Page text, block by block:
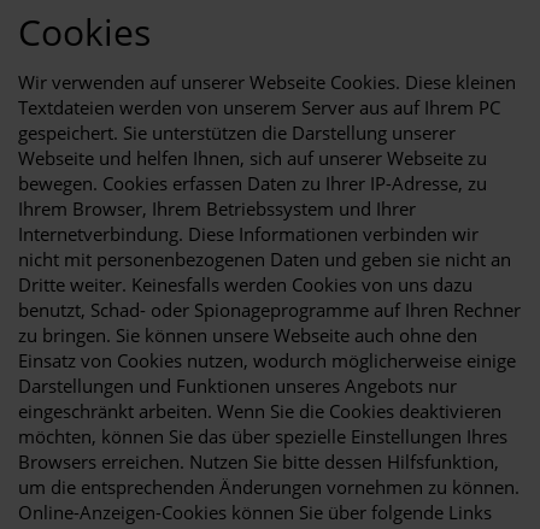
Cookies
Wir verwenden auf unserer Webseite Cookies. Diese kleinen
Textdateien werden von unserem Server aus auf Ihrem PC
gespeichert. Sie unterstützen die Darstellung unserer
Webseite und helfen Ihnen, sich auf unserer Webseite zu
bewegen. Cookies erfassen Daten zu Ihrer IP-Adresse, zu
Ihrem Browser, Ihrem Betriebssystem und Ihrer
Internetverbindung. Diese Informationen verbinden wir
nicht mit personenbezogenen Daten und geben sie nicht an
Dritte weiter. Keinesfalls werden Cookies von uns dazu
benutzt, Schad- oder Spionageprogramme auf Ihren Rechner
zu bringen. Sie können unsere Webseite auch ohne den
Einsatz von Cookies nutzen, wodurch möglicherweise einige
Darstellungen und Funktionen unseres Angebots nur
eingeschränkt arbeiten. Wenn Sie die Cookies deaktivieren
möchten, können Sie das über spezielle Einstellungen Ihres
Browsers erreichen. Nutzen Sie bitte dessen Hilfsfunktion,
um die entsprechenden Änderungen vornehmen zu können.
Online-Anzeigen-Cookies können Sie über folgende Links